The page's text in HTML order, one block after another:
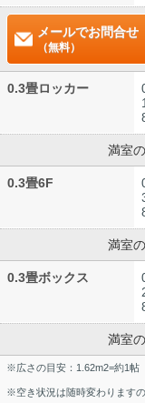
メールでお問合せ
（無料）
0.3畳ロッカー
満室
0.3畳6F
満室
0.3畳ボックス
満室
※広さの目安：1.62m2=約1帖
※空き状況は随時変わります